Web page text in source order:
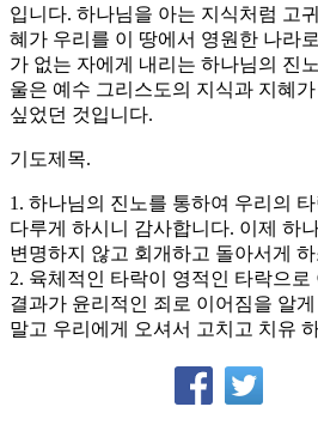
입니다. 하나님을 아는 지식처럼 고
혜가 우리를 이 땅에서 영원한 나라
가 없는 자에게 내리는 하나님의 진
울은 예수 그리스도의 지식과 지혜
싶었던 것입니다.
기도제목.
1. 하나님의 진노를 통하여 우리의
다루게 하시니 감사합니다. 이제 하
변명하지 않고 회개하고 돌아서게
2. 육체적인 타락이 영적인 타락으로
결과가 윤리적인 죄로 이어짐을 알
말고 우리에게 오셔서 고치고 치유